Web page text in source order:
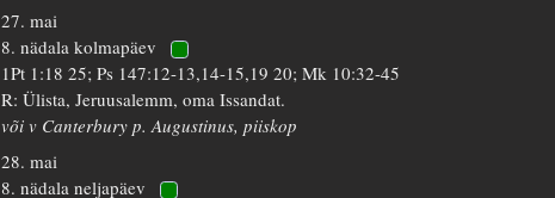
27. mai
8. nädala kolmapäev
1Pt 1:18 25; Ps 147:12-13,14-15,19 20; Mk 10:32-45
R: Ülista, Jeruusalemm, oma Issandat.
või v Canterbury p. Augustinus, piiskop
28. mai
8. nädala neljapäev